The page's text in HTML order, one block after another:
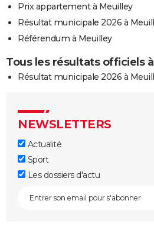
Prix appartement à Meuilley
Résultat municipale 2026 à
Référendum à Meuilley
Tous les résultats officiels
Résultat municipale 2026 à
NEWSLETTERS
Actualité
Sport
Les dossiers d'actu